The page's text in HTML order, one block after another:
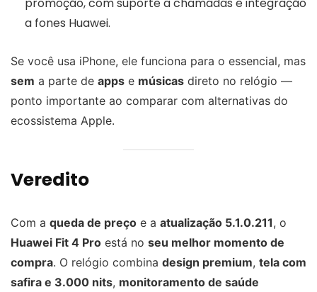
a fones Huawei.
Se você usa iPhone, ele funciona para o essencial, mas
sem a parte de apps e músicas direto no relógio —
ponto importante ao comparar com alternativas do
ecossistema Apple.
Veredito
Com a queda de preço e a atualização 5.1.0.211, o
Huawei Fit 4 Pro está no seu melhor momento de
compra. O relógio combina design premium, tela com
safira e 3.000 nits, monitoramento de saúde